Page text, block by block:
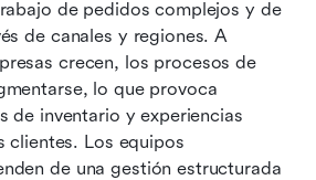
de pedidos complejos y de
de canales y regiones. A
crecen, los procesos de
lo que provoca
de inventario y experiencias
clientes. Los equipos
de una gestión estructurada
de pedidos
práctica de flujos de
para optimizar la gestión de